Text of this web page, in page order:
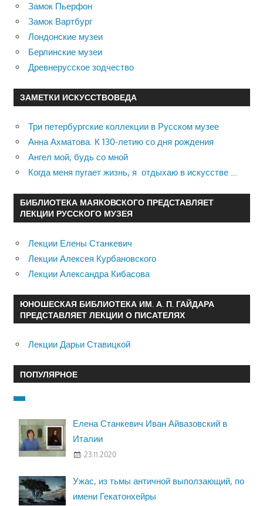
Замок Пьерфон
Замок Вартбург
Лондонские музеи
Берлинские музеи
Древнерусское зодчество
ЗАМЕТКИ ИСКУССТВОВЕДА
Три петербургские коллекции в Русском музее
Анна Ахматова. К 130-летию со дня рождения
Ангел мой, будь со мной
Когда меня пугает жизнь, я отдыхаю в искусстве …
БИБЛИОТЕКА МАЯКОВСКОГО ПРЕДСТАВЛЯЕТ
ЛЕКЦИИ РУССКОГО МУЗЕЯ
Лекции Елены Станкевич
Лекции Алексея Курбановского
Лекции Александра Кибасова
ЮНОШЕСКАЯ БИБЛИОТЕКА ИМ. А. П. ГАЙДАРА
ПРЕДСТАВЛЯЕТ ЛЕКЦИИ О ПИСАТЕЛЯХ
Лекции Дарьи Ставицкой
ПОПУЛЯРНОЕ
Елена Станкевич Иван Айвазовский в
Италии
23.11.2020
Ужас, из тьмы античной выползающий, по
имени Гекатонхейры